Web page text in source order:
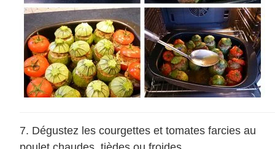
Dégustez les courgettes et tomates farcies au